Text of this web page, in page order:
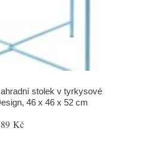
stolek v tyrkysové
46 x 46 x 52 cm
Kč